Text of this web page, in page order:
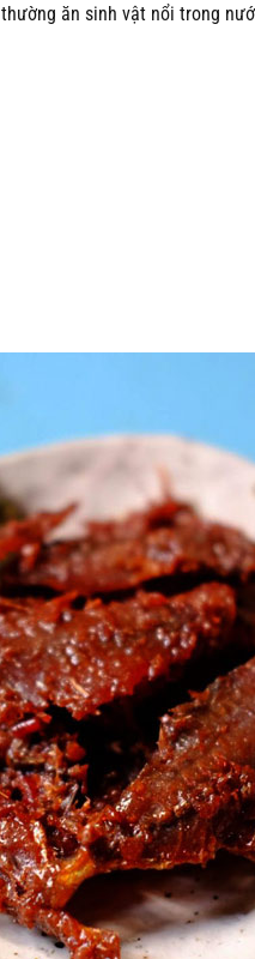
ăn sinh vật nổi trong